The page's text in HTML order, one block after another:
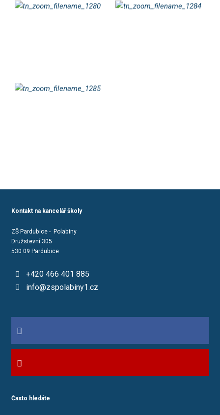
Kontakt na kancelář školy
ZŠ Pardubice - Polabiny
Družstevní 305
530 09 Pardubice
+420 466 401 885
info@zspolabiny1.cz
Často hledáte